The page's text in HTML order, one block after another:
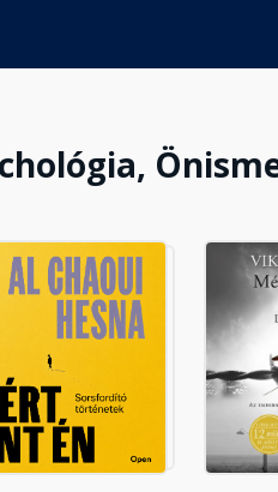
Kérdések személyes
Jelen: Elégedetten a
A garantált
Fejezet hossza: 00:02:46
Sebzett
Fejezet hossza: 00:05:17